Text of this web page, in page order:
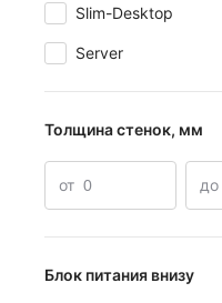
Slim-Desktop
Server
Толщина стенок, мм
от до
Блок питания внизу